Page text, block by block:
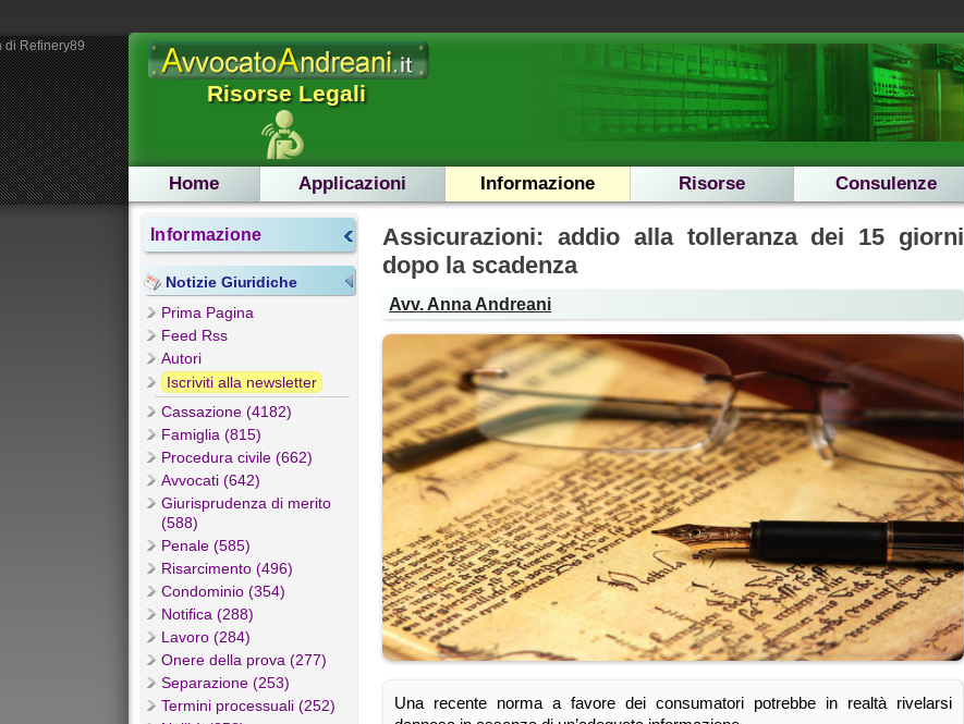
Risorse Legali
Home Applicazioni Informazione Risorse Consulenze
Informazione
Notizie Giuridiche
Prima Pagina
Feed Rss
Autori
Iscriviti alla newsletter
Cassazione (4182)
Famiglia (815)
Procedura civile (662)
Avvocati (642)
Giurisprudenza di merito
(588)
Penale (585)
Risarcimento (496)
Condominio (354)
Notifica (288)
Lavoro (284)
Onere della prova (277)
Separazione (253)
Termini processuali (252)
Assicurazioni: addio alla tolleranza dei 15 giorni
dopo la scadenza
Avv. Anna Andreani
Una recente norma a favore dei consumatori potrebbe in realtà rivelarsi
Refinery89